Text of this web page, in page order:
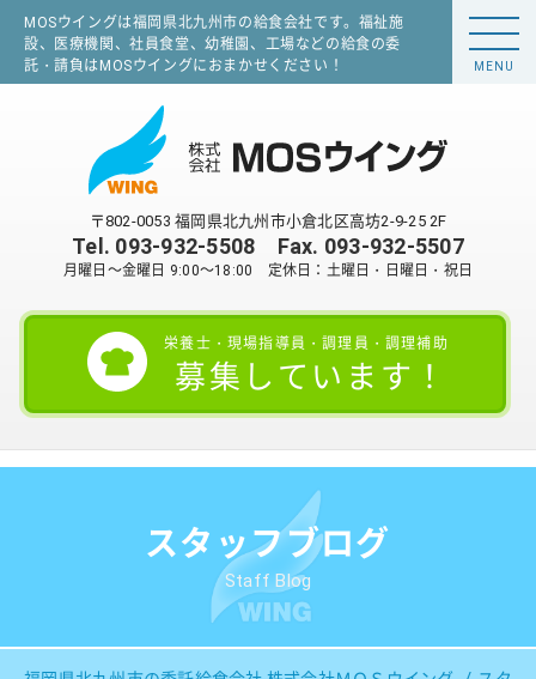
MOSウイングは福岡県北九州市の給食会社です。福祉施
設、医療機関、社員食堂、幼稚園、工場などの給食の委
託・請負はMOSウイングにおまかせください！
〒802-0053 福岡県北九州市小倉北区高坊2-9-25 2F
Tel. 093-932-5508 Fax. 093-932-5507
月曜日～金曜日 9:00～18:00 定休日：土曜日・日曜日・祝日
栄養士・現場指導員・調理員・調理補助
募集しています！
MENU
スタッフブログ
Staff Blog